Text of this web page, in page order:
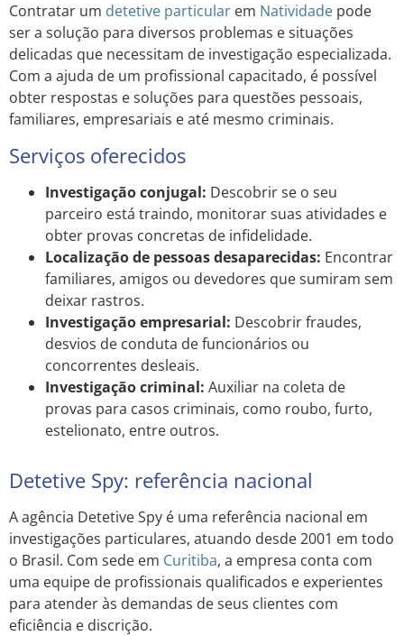
Contratar um detetive particular em Natividade pode
ser a solução para diversos problemas e situações
delicadas que necessitam de investigação especializada.
Com a ajuda de um profissional capacitado, é possível
obter respostas e soluções para questões pessoais,
familiares, empresariais e até mesmo criminais.
Serviços oferecidos
Investigação conjugal: Descobrir se o seu
parceiro está traindo, monitorar suas atividades e
obter provas concretas de infidelidade.
Localização de pessoas desaparecidas: Encontrar
familiares, amigos ou devedores que sumiram sem
deixar rastros.
Investigação empresarial: Descobrir fraudes,
desvios de conduta de funcionários ou
concorrentes desleais.
Investigação criminal: Auxiliar na coleta de
provas para casos criminais, como roubo, furto,
estelionato, entre outros.
Detetive Spy: referência nacional
A agência Detetive Spy é uma referência nacional em
investigações particulares, atuando desde 2001 em todo
o Brasil. Com sede em Curitiba, a empresa conta com
uma equipe de profissionais qualificados e experientes
para atender às demandas de seus clientes com
eficiência e discrição.